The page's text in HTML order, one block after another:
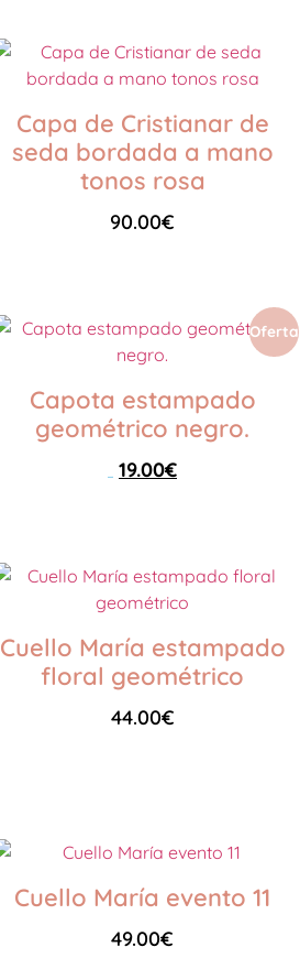
Capa de Cristianar de
seda bordada a mano
tonos rosa
90.00€
Oferta
Capota estampado
geométrico negro.
19.00€
Cuello María estampado
floral geométrico
44.00€
Cuello María evento 11
49.00€